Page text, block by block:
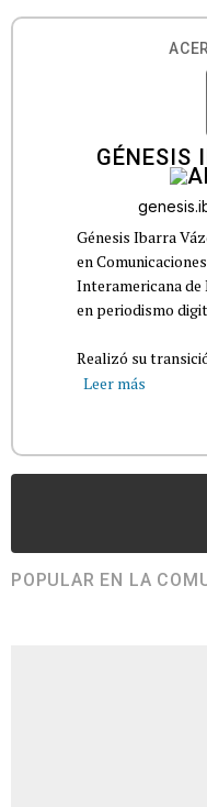
GÉNESIS
Génesis Ibarra
en
Interamericana de
en periodismo
Realizó su
Leer más
POPULAR EN LA